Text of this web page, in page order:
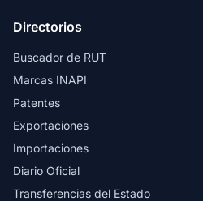
Directorios
Buscador de RUT
Marcas INAPI
Patentes
Exportaciones
Importaciones
Diario Oficial
Transferencias del Estado